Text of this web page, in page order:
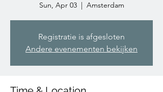
Sun, Apr 03
  |
Amsterdam
Registratie is afgesloten
Andere evenementen bekijken